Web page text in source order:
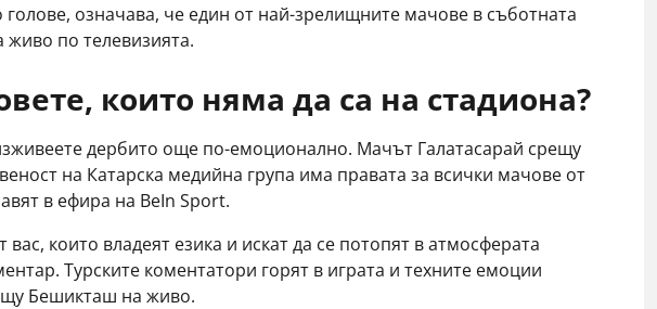
означава, че един от най-зрелищните мачове в съботната
по телевизията.
които няма да са на стадиона?
дербито още по-емоционално. Мачът Галатасарай срещу
на Катарска медийна група има правата за всички мачове от
в ефира на BeIn Sport.
вас, които владеят езика и искат да се потопят в атмосферата
Турските коментатори горят в играта и техните емоции
Бешикташ на живо.